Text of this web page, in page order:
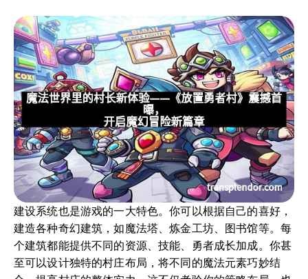
建设系统也是游戏的一大特色。你可以根据自己的喜好，
建造各种奇幻建筑，如魔法塔、炼金工坊、图书馆等。每
个建筑都能提供不同的资源、技能、勇者成长加成。你甚
至可以设计独特的村庄布局，将不同的魔法元素巧妙结